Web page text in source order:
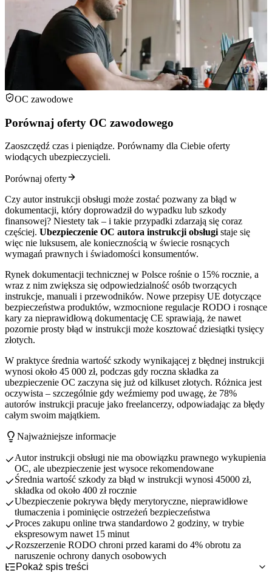
OC zawodowe
Porównaj oferty OC zawodowego
Zaoszczędź czas i pieniądze. Porównamy dla Ciebie oferty
wiodących ubezpieczycieli.
Porównaj oferty
Czy autor instrukcji obsługi może zostać pozwany za błąd w
dokumentacji, który doprowadził do wypadku lub szkody
finansowej? Niestety tak – i takie przypadki zdarzają się coraz
częściej. Ubezpieczenie OC autora instrukcji obsługistaje się
więc nie luksusem, ale koniecznością w świecie rosnących
wymagań prawnych i świadomości konsumentów.
Rynek dokumentacji technicznej w Polsce rośnie o 15% rocznie, a
wraz z nim zwiększa się odpowiedzialność osób tworzących
instrukcje, manuali i przewodników. Nowe przepisy UE dotyczące
bezpieczeństwa produktów, wzmocnione regulacje RODO i rosnące
kary za nieprawidłową dokumentację CE sprawiają, że nawet
pozornie prosty błąd w instrukcji może kosztować dziesiątki tysięcy
złotych.
W praktyce średnia wartość szkody wynikającej z błędnej instrukcji
wynosi około 45 000 zł, podczas gdy roczna składka za
ubezpieczenie OC zaczyna się już od kilkuset złotych. Różnica jest
oczywista – szczególnie gdy weźmiemy pod uwagę, że 78%
autorów instrukcji pracuje jako freelancerzy, odpowiadając za błędy
całym swoim majątkiem.
Najważniejsze informacje
Autor instrukcji obsługi nie ma obowiązku prawnego wykupienia
OC, ale ubezpieczenie jest wysoce rekomendowane
Średnia wartość szkody za błąd w instrukcji wynosi 45000 zł,
składka od około 400 zł rocznie
Ubezpieczenie pokrywa błędy merytoryczne, nieprawidłowe
tłumaczenia i pominięcie ostrzeżeń bezpieczeństwa
Proces zakupu online trwa standardowo 2 godziny, w trybie
ekspresowym nawet 15 minut
Rozszerzenie RODO chroni przed karami do 4% obrotu za
naruszenie ochrony danych osobowych
Pokaż spis treści